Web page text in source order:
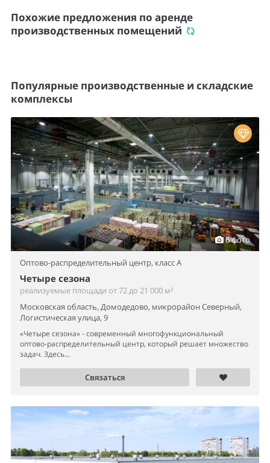
Похожие предложения по аренде
производственных помещений
Популярные производственные и складские
комплексы
6 фото
Оптово-распределительный центр, класс A
Четыре сезона
реализуемые площади от 72 до 21 000 м²
Московская область, Домодедово, микрорайон Северный,
Логистическая улица, 9
«Четыре сезона» - современный многофункциональный
оптово-распределительный центр, который решает множество
задач. Здесь...
Связаться